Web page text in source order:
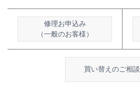
修理お申込み
（一般のお客様）
買い替えのご相談